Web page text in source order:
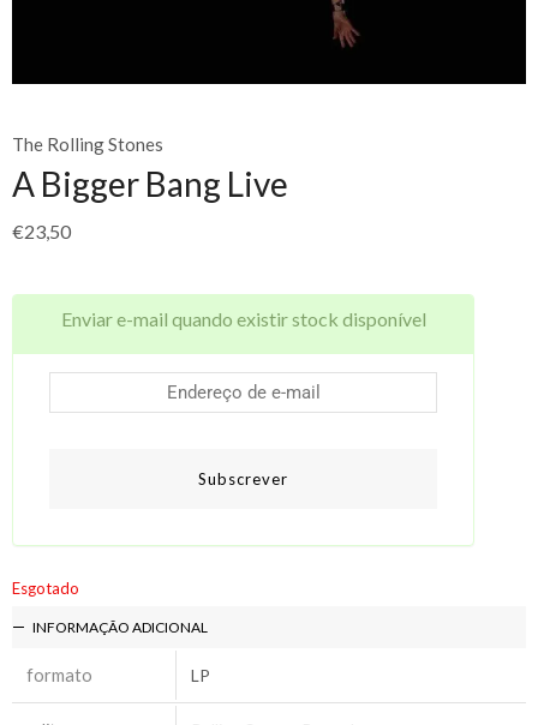
The Rolling Stones
A Bigger Bang Live
€23,50
Enviar e-mail quando existir stock disponível
Subscrever
Esgotado
INFORMAÇÃO ADICIONAL
formato LP